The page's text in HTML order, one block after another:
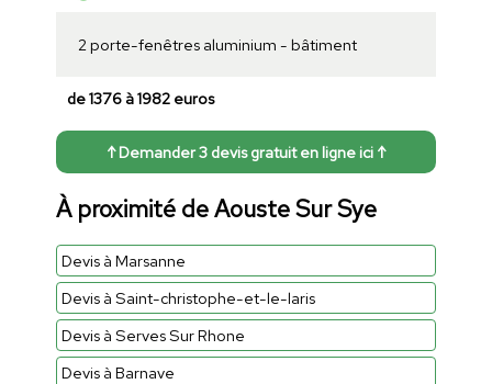
2 porte-fenêtres aluminium - bâtiment
de 1376 à 1982 euros
↑ Demander 3 devis gratuit en ligne ici ↑
À proximité de Aouste Sur Sye
Devis à Marsanne
Devis à Saint-christophe-et-le-laris
Devis à Serves Sur Rhone
Devis à Barnave